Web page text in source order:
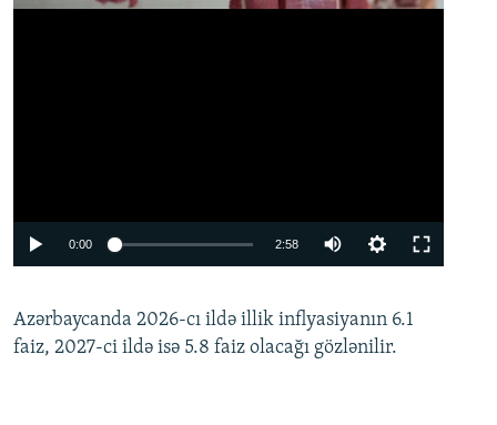
0:00 2:58
360p
480p
Azərbaycanda 2026-cı ildə illik inflyasiyanın 6.1
faiz, 2027-ci ildə isə 5.8 faiz olacağı gözlənilir.